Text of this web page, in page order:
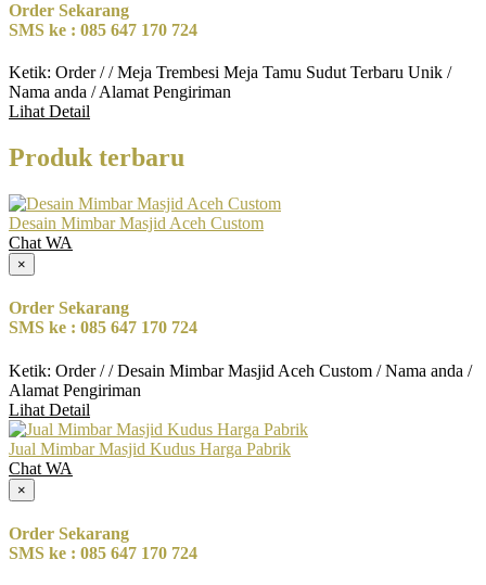
Order Sekarang
SMS ke : 085 647 170 724
Ketik: Order / / Meja Trembesi Meja Tamu Sudut Terbaru Unik /
Nama anda / Alamat Pengiriman
Lihat Detail
Produk terbaru
Desain Mimbar Masjid Aceh Custom
Chat WA
×
Order Sekarang
SMS ke : 085 647 170 724
Ketik: Order / / Desain Mimbar Masjid Aceh Custom / Nama anda /
Alamat Pengiriman
Lihat Detail
Jual Mimbar Masjid Kudus Harga Pabrik
Chat WA
×
Order Sekarang
SMS ke : 085 647 170 724